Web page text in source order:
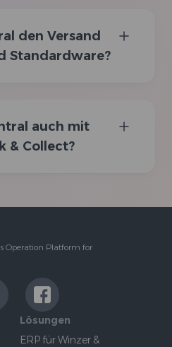
den Versand
Standardware?
auch mit
& Collect?
Operation Platform for
LinkExternal
Lösungen
ERP für Winzer &